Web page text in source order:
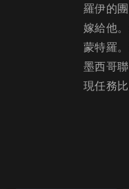
羅伊的
嫁給他
蒙特羅
墨西哥
現任務